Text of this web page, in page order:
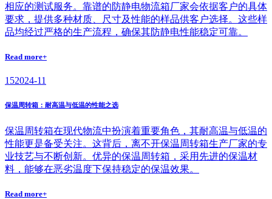
相应的测试服务。靠谱的防静电物流箱厂家会依据客户的具体
要求，提供多种材质、尺寸及性能的样品供客户选择。这些样
品均经过严格的生产流程，确保其防静电性能稳定可靠。
Read more+
152024-11
保温周转箱：耐高温与低温的性能之选
保温周转箱在现代物流中扮演着重要角色，其耐高温与低温的
性能更是备受关注。这背后，离不开保温周转箱生产厂家的专
业技艺与不断创新。优异的保温周转箱，采用先进的保温材
料，能够在恶劣温度下保持稳定的保温效果。
Read more+